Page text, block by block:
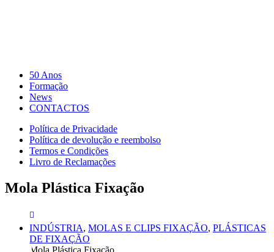
50 Anos
Formação
News
CONTACTOS
Política de Privacidade
Política de devolução e reembolso
Termos e Condições
Livro de Reclamações
Mola Plástica Fixação
INDÚSTRIA, MOLAS E CLIPS FIXAÇÃO, PLÁSTICAS
DE FIXAÇÃO
Mola Plástica Fixação